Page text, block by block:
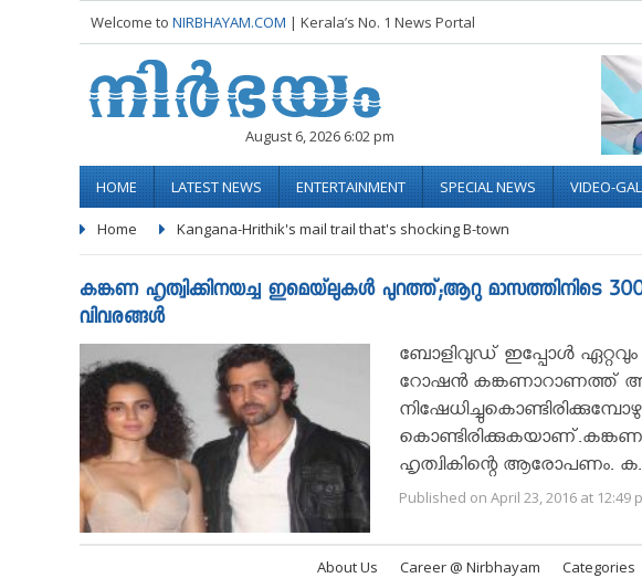
Welcome to NIRBHAYAM.COM | Kerala’s No. 1 News Portal
August 6, 2026 6:02 pm
HOME LATEST NEWS ENTERTAINMENT SPECIAL NEWS VIDEO-
Home Kangana-Hrithik's mail trail that's shocking B-town
കങ്കണ ഹൃത്വിക്കിനയച്ച ഇമെയ്‌ലുകള്‍ പുറത്ത്;ആറു മാസത്തിനിടെ
വിവരങ്ങൾ
ബോളിവുഡ്‌ ഇപ്പോള്‍
റോഷന്‍ കങ്കണാറാണത്ത്‌
ഹൃത്വികിന്റെ ആരോപണം.
Published on April 23, 2016 at 12:49
About Us Career @ Nirbhayam Categories